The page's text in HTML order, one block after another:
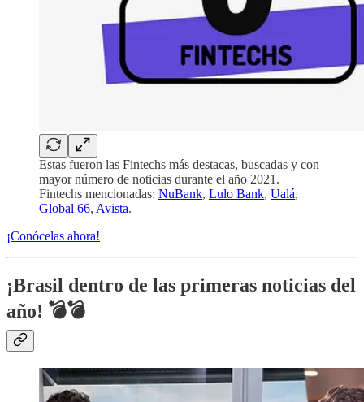
Estas fueron las Fintechs más destacas, buscadas y con
mayor número de noticias durante el año 2021.
Fintechs mencionadas: NuBank, Lulo Bank, Ualá,
Global 66, Avista.
¡Conócelas ahora!
¡Brasil dentro de las primeras noticias del
año! 💣💣